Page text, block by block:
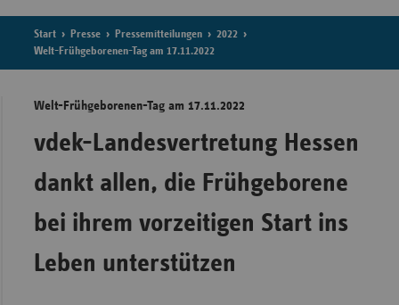
der
Start Presse Pressemitteilungen
2022
Welt-Frühgeborenen-Tag am 17.11.2022
Welt-Frühgeborenen-Tag am 17.11.2022
vdek-Landesvertretung Hessen
dankt allen, die Frühgeborene
bei ihrem vorzeitigen Start ins
Leben unterstützen